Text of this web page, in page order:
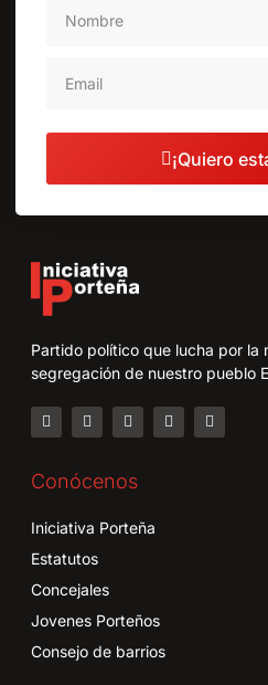
¡Quiero
Partido político que lucha por la
segregación de nuestro pueblo
Conócenos
Iniciativa Porteña
Estatutos
Concejales
Jovenes Porteños
Consejo de barrios